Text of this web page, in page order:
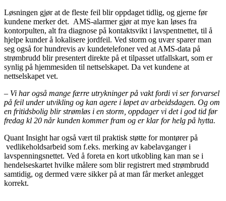
Løsningen gjør at de fleste feil blir oppdaget tidlig, og gjerne før
kundene merker det. AMS-alarmer gjør at mye kan løses fra
kontorpulten, alt fra diagnose på kontaktsvikt i lavspentnettet, til å
hjelpe kunder å lokalisere jordfeil. Ved storm og uvær sparer man
seg også for hundrevis av kundetelefoner ved at AMS-data på
strømbrudd blir presentert direkte på et tilpasset utfallskart, som er
synlig på hjemmesiden til nettselskapet. Da vet kundene at
nettselskapet vet.
– Vi har også mange færre utrykninger på vakt fordi vi ser forvarsel
på feil under utvikling og kan agere i løpet av arbeidsdagen. Og om
en fritidsbolig blir strømløs i en storm, oppdager vi det i god tid før
fredag kl 20 når kunden kommer fram og er klar for helg på hytta.
Quant Insight har også vært til praktisk støtte for montører på
vedlikeholdsarbeid som f.eks. merking av kabelavganger i
lavspenningsnettet. Ved å foreta en kort utkobling kan man se i
hendelseskartet hvilke målere som blir registrert med strømbrudd
samtidig, og dermed være sikker på at man får merket anlegget
korrekt.